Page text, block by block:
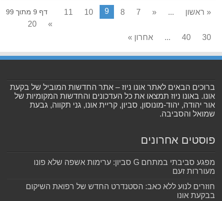
דף 9 מתוך 99 « ראשון ...
«
7
8
9
10
11
»
20
30
40
... אחרון »
ברוכים הבאים לאתר אונו ניוז – אתר החדשות המוביל של בקעת
אונו. באונו ניוז תמצאו את כל העדכונים והחדשות המקומיות של
אור יהודה, יהוד-מונוסון, סביון, קריית אונו, גני תקווה, גבעת
שמואל והסביבה.
פוסטים אחרונים
מפגע סביבתי במתחם G סביון: ערימות אשפה שלא פונו
מעוררות זעם
חוזרים לנוע ללא כאב: הסטנדרט החדש של רפואת השיקום
בבקעת אונו